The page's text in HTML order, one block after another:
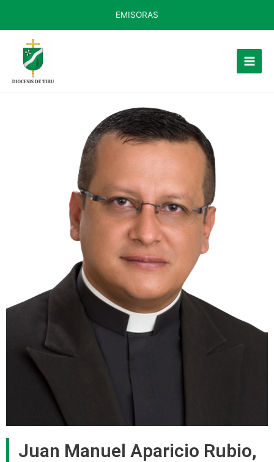
EMISORAS
Juan Manuel Aparicio Rubio,